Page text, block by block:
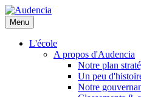
Aller
au
contenu
principal
Menu
L'école
A propos d'Audencia
Notre plan
Un peu
Notre